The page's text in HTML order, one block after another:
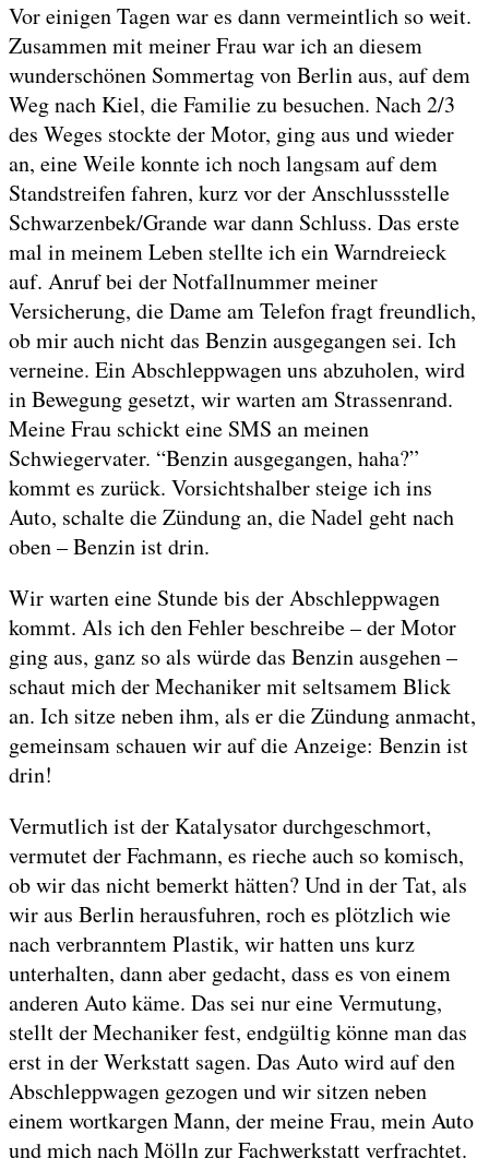
Vor einigen Tagen war es dann vermeintlich so weit.
Zusammen mit meiner Frau war ich an diesem
wunderschönen Sommertag von Berlin aus, auf dem
Weg nach Kiel, die Familie zu besuchen. Nach 2/3
des Weges stockte der Motor, ging aus und wieder
an, eine Weile konnte ich noch langsam auf dem
Standstreifen fahren, kurz vor der Anschlussstelle
Schwarzenbek/Grande war dann Schluss. Das erste
mal in meinem Leben stellte ich ein Warndreieck
auf. Anruf bei der Notfallnummer meiner
Versicherung, die Dame am Telefon fragt freundlich,
ob mir auch nicht das Benzin ausgegangen sei. Ich
verneine. Ein Abschleppwagen uns abzuholen, wird
in Bewegung gesetzt, wir warten am Strassenrand.
Meine Frau schickt eine SMS an meinen
Schwiegervater. “Benzin ausgegangen, haha?”
kommt es zurück. Vorsichtshalber steige ich ins
Auto, schalte die Zündung an, die Nadel geht nach
oben – Benzin ist drin.
Wir warten eine Stunde bis der Abschleppwagen
kommt. Als ich den Fehler beschreibe – der Motor
ging aus, ganz so als würde das Benzin ausgehen –
schaut mich der Mechaniker mit seltsamem Blick
an. Ich sitze neben ihm, als er die Zündung anmacht,
gemeinsam schauen wir auf die Anzeige: Benzin ist
drin!
Vermutlich ist der Katalysator durchgeschmort,
vermutet der Fachmann, es rieche auch so komisch,
ob wir das nicht bemerkt hätten? Und in der Tat, als
wir aus Berlin herausfuhren, roch es plötzlich wie
nach verbranntem Plastik, wir hatten uns kurz
unterhalten, dann aber gedacht, dass es von einem
anderen Auto käme. Das sei nur eine Vermutung,
stellt der Mechaniker fest, endgültig könne man das
erst in der Werkstatt sagen. Das Auto wird auf den
Abschleppwagen gezogen und wir sitzen neben
einem wortkargen Mann, der meine Frau, mein Auto
und mich nach Mölln zur Fachwerkstatt verfrachtet.